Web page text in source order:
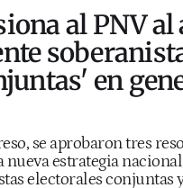
al PNV al
en
se aprobaron tres
nueva estrategia
electorales conjuntas